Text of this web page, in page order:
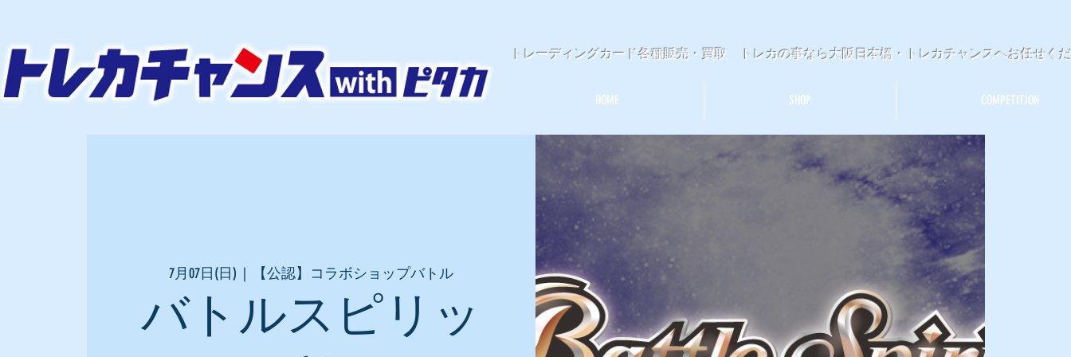
トレーディングカード各種販売・買取 トレカの事なら大阪日本橋・トレカチャンスへお任せく
HOME SHOP COMPETITION
7月07日(日)
  |
【公認】コラボショップバトル
バトルスピリッ